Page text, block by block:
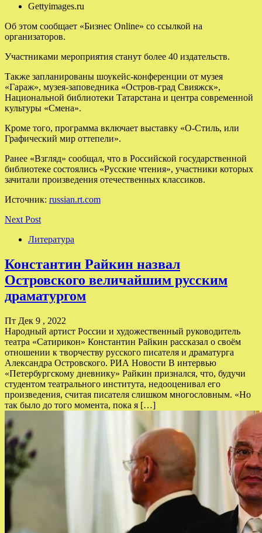
Gettyimages.ru
Об этом сообщает «Бизнес Online» со ссылкой на
организаторов.
Участниками мероприятия станут более 40 издательств.
Также запланированы шоукейс-конференции от музея
«Гараж», музея-заповедника «Остров-град Свияжск»,
Национальной библиотеки Татарстана и центра современной
культуры «Смена».
Кроме того, программа включает выставку «О-Стиль, или
Графический мир оттепели».
Ранее «Взгляд» сообщал, что в Российской государственной
библиотеке состоялись «Русские чтения», участники которых
зачитали произведения отечественных классиков.
Источник: russian.rt.com
Next Post
Литература
Константин Райкин назвал
Островского величайшим русским
драматургом
Пт Дек 9 , 2022
Народный артист России и художественный руководитель
театра «Сатирикон» Константин Райкин рассказал о своём
отношении к творчеству русского писателя и драматурга
Александра Островского. РИА Новости В интервью
«Петербургскому дневнику» Райкин признался, что, будучи
студентом театрального института, недооценивал его
произведения, считая писателя слишком многословным. «Но
так было до того момента, пока я […]